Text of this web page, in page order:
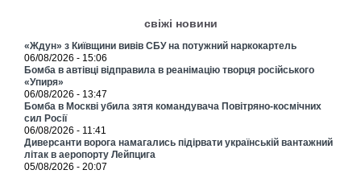
свіжі новини
«Ждун» з Київщини вивів СБУ на потужний наркокартель
06/08/2026 - 15:06
Бомба в автівці відправила в реанімацію творця російського
«Упиря»
06/08/2026 - 13:47
Бомба в Москві убила зятя командувача Повітряно-космічних
сил Росії
06/08/2026 - 11:41
Диверсанти ворога намагались підірвати українській вантажний
літак в аеропорту Лейпцига
05/08/2026 - 20:07